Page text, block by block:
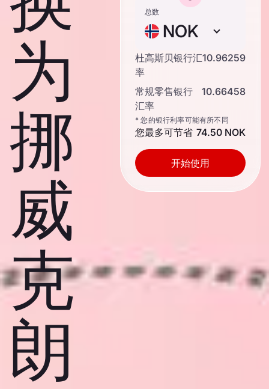
为
挪
威
克
朗
总数
NOK
杜高斯贝银行汇
率
10.96259
常规零售银行
汇率
10.66458
* 您的银行利率可能有所不同
您最多可节省 74.50 NOK
开始使用